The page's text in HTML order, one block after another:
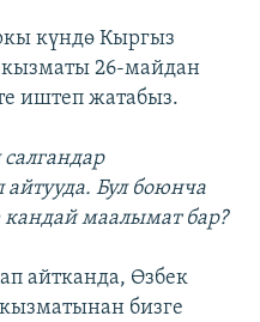
күндө Кыргыз
26-майдан
иштеп жатабыз.
Бул боюнча
кандай маалымат бар?
айтканда, Өзбек
бизге